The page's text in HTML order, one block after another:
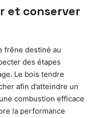
et conserver
frêne destiné au
des étapes
Le bois tendre
afin d’atteindre un
combustion efficace
la performance